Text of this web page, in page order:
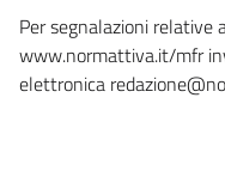
Per segnalazioni
www.normattiva.it/mfr
elettronica reda